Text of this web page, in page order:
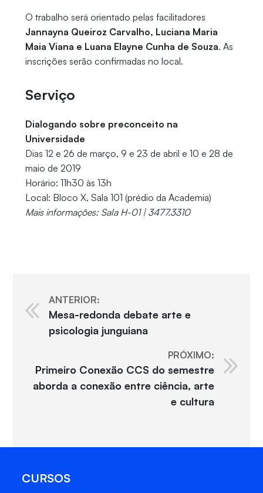
O trabalho será orientado pelas facilitadores
Jannayna Queiroz Carvalho, Luciana Maria
Maia Viana e Luana Elayne Cunha de Souza. As
inscrições serão confirmadas no local.
Serviço
Dialogando sobre preconceito na
Universidade
Dias 12 e 26 de março, 9 e 23 de abril e 10 e 28 de
maio de 2019
Horário: 11h30 às 13h
Local: Bloco X, Sala 101 (prédio da Academia)
Mais informações: Sala H-01 | 3477.3310
ANTERIOR:
Mesa-redonda debate arte e
psicologia junguiana
PRÓXIMO:
Primeiro Conexão CCS do semestre
aborda a conexão entre ciência, arte
e cultura
CURSOS